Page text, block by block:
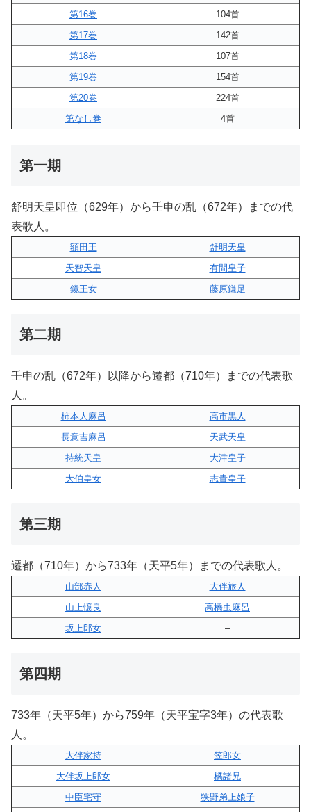
第16巻
104首
第17巻
142首
第18巻
107首
第19巻
154首
第20巻
224首
第なし巻
4首
第一期
舒明天皇即位（629年）から壬申の乱（672年）までの代
表歌人。
額田王
舒明天皇
天智天皇
有間皇子
鏡王女
藤原鎌足
第二期
壬申の乱（672年）以降から遷都（710年）までの代表歌
人。
柿本人麻呂
高市黒人
長意吉麻呂
天武天皇
持統天皇
大津皇子
大伯皇女
志貴皇子
第三期
遷都（710年）から733年（天平5年）までの代表歌人。
山部赤人
大伴旅人
山上憶良
高橋虫麻呂
坂上郎女
–
第四期
733年（天平5年）から759年（天平宝字3年）の代表歌
人。
大伴家持
笠郎女
大伴坂上郎女
橘諸兄
中臣宅守
狭野弟上娘子